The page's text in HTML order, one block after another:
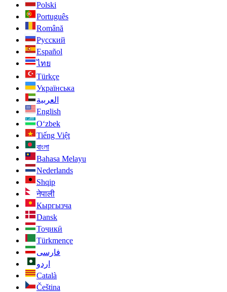
Polski
Português
Română
Русский
Español
ไทย
Türkçe
Українська
العربية
English
O‘zbek
Tiếng Việt
বাংলা
Bahasa Melayu
Nederlands
Shqip
नेपाली
Кыргызча
Dansk
Тоҷикӣ
Türkmençe
فارسی
اردو
Català
Čeština